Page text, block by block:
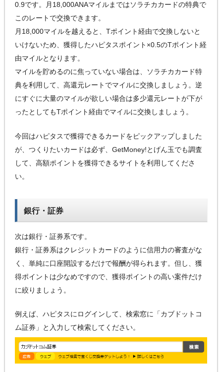
0.9です。月18,000ANAマイルまではソラチカカードの特典で
このレートで交換できます。
月18,000マイルを越えると、Tポイント経由で交換しないと
いけないため、獲得したハピタスポイント×0.5のTポイント経
由マイルとなります。
マイルを貯めるのに焦っていない場合は、ソラチカカード特
典を利用して、高還元レートでマイルに交換しましょう。逆
にすぐに大量のマイルが欲しい場合は多少還元レートが下が
ったとしてもTポイント経由でマイルに交換しましょう。
今回はハピタスで獲得できるカードをピックアップしました
が、つくりたいカードは必ず、GetMoney!とげん玉でも調査
して、高額ポイントを獲得できるサイトを利用してくださ
い。
銀行・証券
次は銀行・証券系です。
銀行・証券系はクレジットカードのように信用力の審査がな
く、単純に口座開設するだけで報酬が得られます。但し、獲
得ポイントは少なめですので、獲得ポイントの高い案件だけ
に絞りましょう。
例えば、ハピタスにログインして、検索窓に「カブドットコ
ム証券」と入力して検索してください。